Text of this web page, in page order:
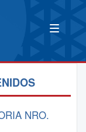
NRO.